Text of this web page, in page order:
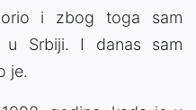
i zbog toga sam
u Srbiji. I danas sam
je.